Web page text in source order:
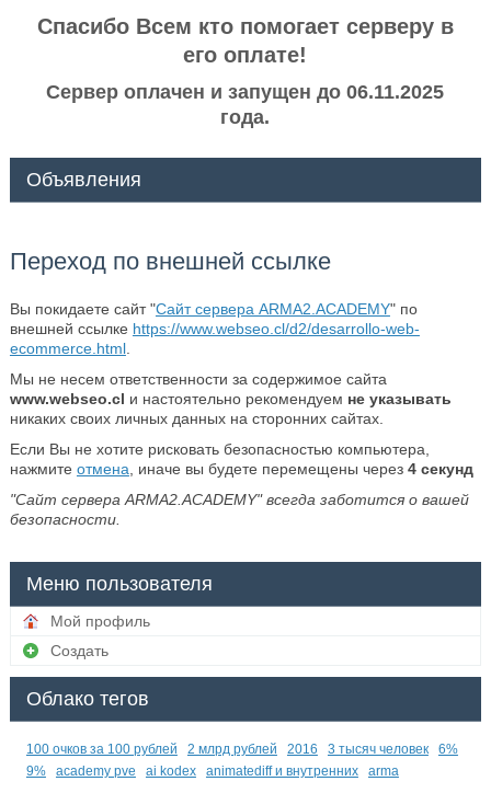
Спасибо Всем кто помогает серверу в
его оплате!
Сервер оплачен и запущен до 06.11.2025
года.
Объявления
Переход по внешней ссылке
Вы покидаете сайт "Сайт сервера ARMA2.ACADEMY" по
внешней ссылке https://www.webseo.cl/d2/desarrollo-web-
ecommerce.html.
Мы не несем ответственности за содержимое сайта
www.webseo.cl и настоятельно рекомендуем не указывать
никаких своих личных данных на сторонних сайтах.
Если Вы не хотите рисковать безопасностью компьютера,
нажмите отмена , иначе вы будете перемещены через 4секунд
"Сайт сервера ARMA2.ACADEMY" всегда заботится о вашей
безопасности.
Меню пользователя
Мой профиль
Создать
Облако тегов
100 очков за 100 рублей 2 млрд рублей 2016 3 тысяч человек
6%
9%
academy pve ai kodex animatediff и внутренних arma